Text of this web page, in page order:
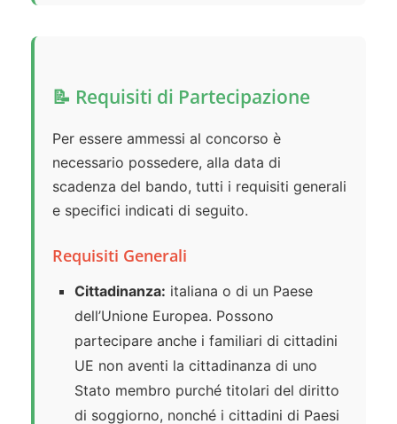
📝 Requisiti di Partecipazione
Per essere ammessi al concorso è
necessario possedere, alla data di
scadenza del bando, tutti i requisiti generali
e specifici indicati di seguito.
Requisiti Generali
Cittadinanza: italiana o di un Paese
dell’Unione Europea. Possono
partecipare anche i familiari di cittadini
UE non aventi la cittadinanza di uno
Stato membro purché titolari del diritto
di soggiorno, nonché i cittadini di Paesi